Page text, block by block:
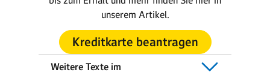
unserem Artikel.
Kreditkarte beantragen
Weitere Texte im